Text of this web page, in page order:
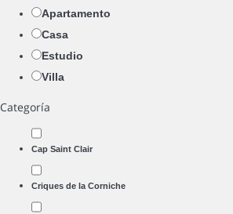
Apartamento
Casa
Estudio
Villa
Categoría
Cap Saint Clair
Criques de la Corniche